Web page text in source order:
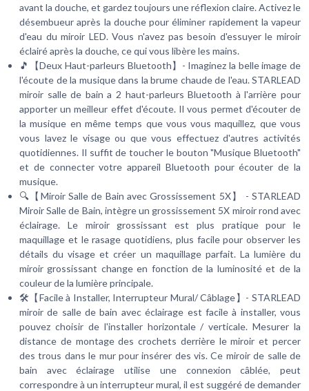
avant la douche, et gardez toujours une réflexion claire. Activez le
désembueur après la douche pour éliminer rapidement la vapeur
d'eau du miroir LED. Vous n'avez pas besoin d'essuyer le miroir
éclairé après la douche, ce qui vous libère les mains.
🎵【Deux Haut-parleurs Bluetooth】- Imaginez la belle image de
l'écoute de la musique dans la brume chaude de l'eau. STARLEAD
miroir salle de bain a 2 haut-parleurs Bluetooth à l'arrière pour
apporter un meilleur effet d'écoute. Il vous permet d'écouter de
la musique en même temps que vous vous maquillez, que vous
vous lavez le visage ou que vous effectuez d'autres activités
quotidiennes. Il suffit de toucher le bouton "Musique Bluetooth"
et de connecter votre appareil Bluetooth pour écouter de la
musique.
🔍【Miroir Salle de Bain avec Grossissement 5X】 - STARLEAD
Miroir Salle de Bain, intègre un grossissement 5X miroir rond avec
éclairage. Le miroir grossissant est plus pratique pour le
maquillage et le rasage quotidiens, plus facile pour observer les
détails du visage et créer un maquillage parfait. La lumière du
miroir grossissant change en fonction de la luminosité et de la
couleur de la lumière principale.
🛠️【Facile à Installer, Interrupteur Mural/ Câblage】- STARLEAD
miroir de salle de bain avec éclairage est facile à installer, vous
pouvez choisir de l'installer horizontale / verticale. Mesurer la
distance de montage des crochets derrière le miroir et percer
des trous dans le mur pour insérer des vis. Ce miroir de salle de
bain avec éclairage utilise une connexion câblée, peut
correspondre à un interrupteur mural, il est suggéré de demander